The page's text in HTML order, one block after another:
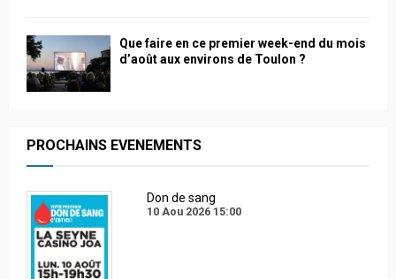
Que faire en ce premier week-end du mois
d’août aux environs de Toulon ?
PROCHAINS EVENEMENTS
Don de sang
10 Aou 2026 15:00